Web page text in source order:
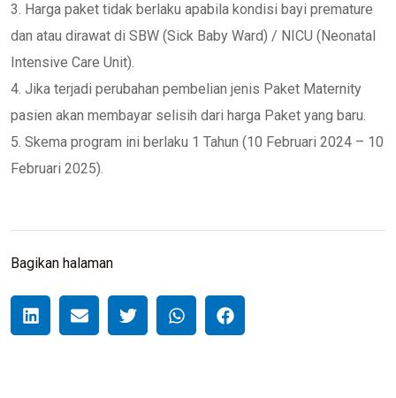
3. Harga paket tidak berlaku apabila kondisi bayi premature
dan atau dirawat di SBW (Sick Baby Ward) / NICU (Neonatal
Intensive Care Unit).
4. Jika terjadi perubahan pembelian jenis Paket Maternity
pasien akan membayar selisih dari harga Paket yang baru.
5. Skema program ini berlaku 1 Tahun (10 Februari 2024 – 10
Februari 2025).
Bagikan halaman